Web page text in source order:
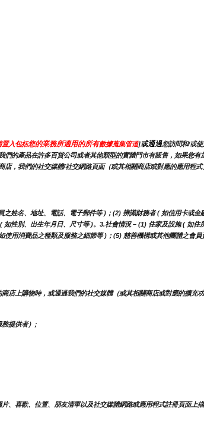
置入包括您的業務所適用的所有數據蒐集管道]或通過您訪問和/或
的產品在許多百貨公司或者其他類型的實體門市有販售，如果您有
店，我們的社交媒體/社交網路頁面（或其相關商店或對應的應用程
姓名、地址、電話、電子郵件等 )；(2) 辨識財務者 ( 如信用卡或
性別、出生年月日、尺寸等 )。3.社會情況 – (1) 住家及設施 ( 如住
用消費品之種類及服務之細節等 )；(5) 慈善機構或其他團體之會
店上購物時，或通過我們的社交媒體（或其相關商店或對應的擴充
提供者）;
、喜歡、位置、朋友清單以及社交媒體網路或應用程式註冊頁面上